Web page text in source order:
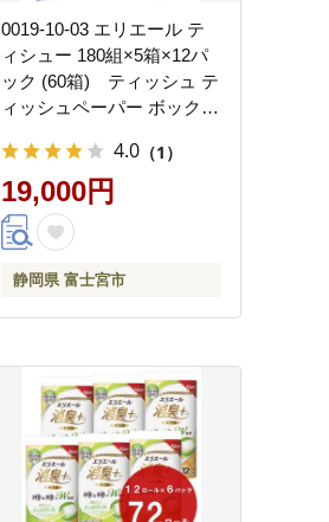
0019-10-03 エリエール テ
ィシュー 180組×5箱×12パ
ック (60箱) ティッシュ テ
ィッシュペーパー ボックス
用品 消耗品 生活必需品
4.0 （1）
19,000円
静岡県 富士宮市